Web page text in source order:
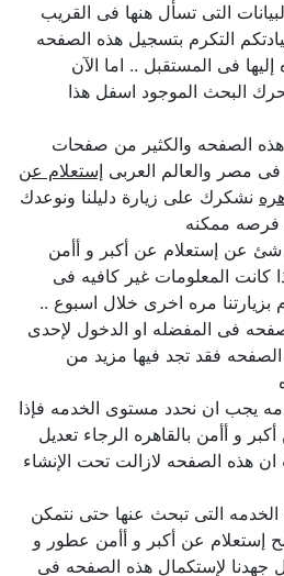
التى تسأل هنها فى القريب
التكرم بتسجيل هذه الصفحه
فى المستقبل .. اما الآن
البحث الموجود اسفل هذا
الصفحه والكثير من صفحات
مصر والعالم العربىإستعلام عن
نشكرك على زيارة دليلنا ونوعدك
ممكنه
عن إستعلام عن أكبر و أأمن
كانت المعلومات غير كافيه فى
مره اخرى خلال اسبوع ..
فى المفضله او الدخول لإحدى
فقد تجد فيها مزيد من
يجب ان نحدد مستوى الخدمه فإذا
و أأمن بالقاهره الرجاء تعديل
هذه الصفحه لازالت تحت الإنشاء
التى تبحث عنها حتى نتمكن
عن أكبر و أأمن عطور و
لإستكمال هذه الصفحه فى